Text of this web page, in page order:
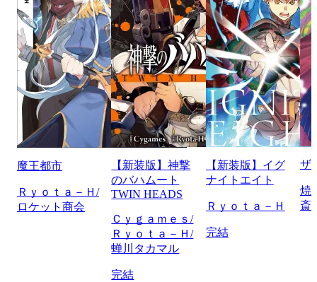
魔王都市
Ｒｙｏｔａ－Ｈ/
ロケット商会
【新装版】神撃
のバハムート
TWIN HEADS
Ｃｙｇａｍｅｓ/
Ｒｙｏｔａ－Ｈ/
蝉川タカマル
完結
【新装版】イグ
ナイトエイト
Ｒｙｏｔａ－Ｈ
完結
ザ
焼
斎